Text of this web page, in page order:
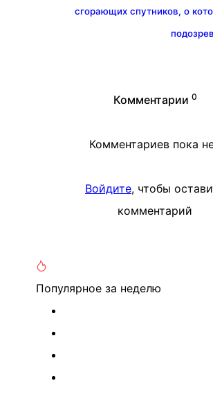
сгорающих спутников, о
Комментарии 0
Комментариев пока
Войдите, чтобы
комментарий
Популярное за неделю